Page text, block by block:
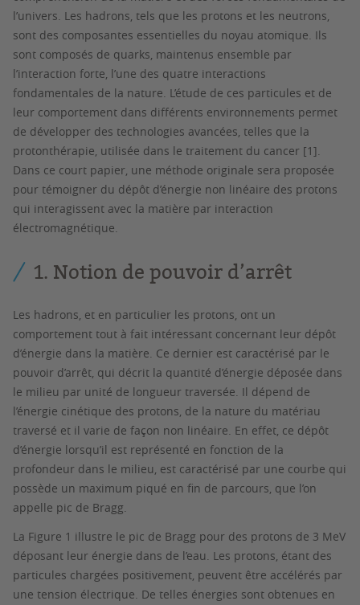
l’univers. Les hadrons, tels que les protons et les neutrons,
sont des composantes essentielles du noyau atomique. Ils
sont composés de quarks, maintenus ensemble par
l’interaction forte, l’une des quatre interactions
fondamentales de la nature. L’étude de ces particules et de
leur comportement dans différents environnements permet
de développer des technologies avancées, telles que la
protonthérapie, utilisée dans le traitement du cancer [1].
Dans ce court papier, une méthode originale sera proposée
pour témoigner du dépôt d’énergie non linéaire des protons
qui interagissent avec la matière par interaction
électromagnétique.
1. Notion de pouvoir d’arrêt
Les hadrons, et en particulier les protons, ont un
comportement tout à fait intéressant concernant leur dépôt
d’énergie dans la matière. Ce dernier est caractérisé par le
pouvoir d’arrêt, qui décrit la quantité d’énergie déposée dans
le milieu par unité de longueur traversée. Il dépend de
l’énergie cinétique des protons, de la nature du matériau
traversé et il varie de façon non linéaire. En effet, ce dépôt
d’énergie lorsqu’il est représenté en fonction de la
profondeur dans le milieu, est caractérisé par une courbe qui
possède un maximum piqué en fin de parcours, que l’on
appelle pic de Bragg.
La Figure 1 illustre le pic de Bragg pour des protons de 3 MeV
déposant leur énergie dans de l’eau. Les protons, étant des
particules chargées positivement, peuvent être accélérés par
une tension électrique. De telles énergies sont obtenues en